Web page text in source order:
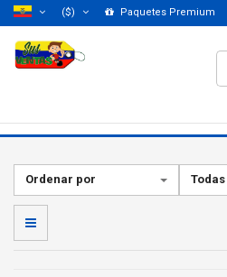
($) Paquetes Premium
Ordenar por